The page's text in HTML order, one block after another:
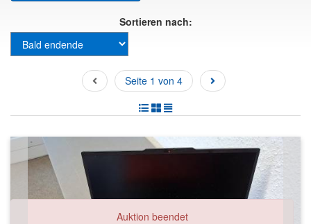
Sortieren nach:
Seite 1 von 4
Auktion beendet